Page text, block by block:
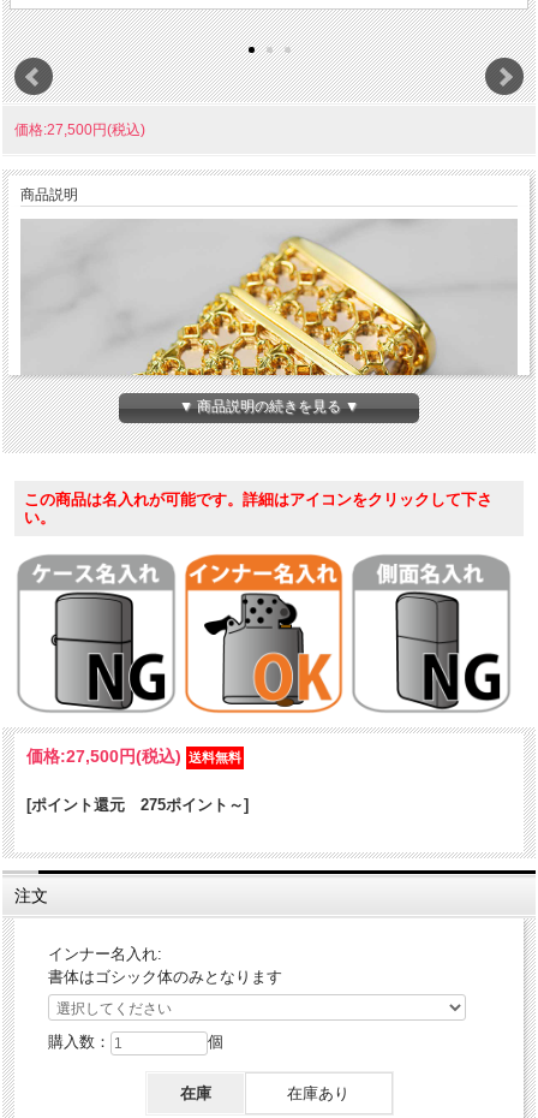
価格:27,500円(税込)
商品説明
ZIPPOライターすべてを装飾したメタルでフルカバーした迫力あるシ
リーズ。その重厚感は、これまでのZIPPOライターにない迫力と存在
感を放ちます。重さは約120g、ズッシリとした重さですが、程よく心
地よい感覚です。男性が持つとカッコイイデザイン！
ケース形状：レギュラー・ケース
加工表面処理：PGDメッキ｜メタルジャケット
重量：約120g
▼ 商品説明の続きを見る ▼
この商品は名入れが可能です。詳細はアイコンをクリックして下さ
い。
価格:27,500円(税込)
[ポイント還元 275ポイント～]
注文
インナー名入れ:
書体はゴシック体のみとなります
購入数： 個
在庫 在庫あり